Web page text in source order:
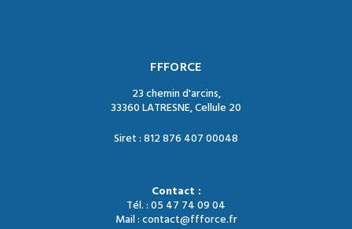
FFFORCE
23 chemin d'arcins,
33360 LATRESNE, Cellule 20
Siret : 812 876 407 00048
Contact :
Tél. : 05 47 74 09 04
Mail : contact@ffforce.fr